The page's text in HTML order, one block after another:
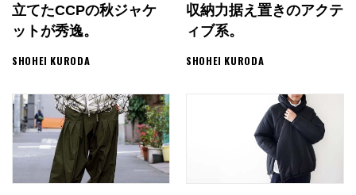
立てたCCPの秋ジャケ
ットが秀逸。
SHOHEI KURODA
収納力据え置きのアクテ
ィブ系。
SHOHEI KURODA